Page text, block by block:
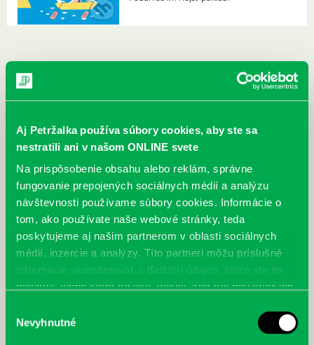
Aj Petržalka používa súbory cookies, aby ste sa
nestratili ani v našom ONLINE svete
Na prispôsobenie obsahu alebo reklám, správne
fungovanie prepojených sociálnych médií a analýzu
návštevnosti používame súbory cookies. Informácie o
tom, ako používate naše webové stránky, teda
poskytujeme aj našim partnerom v oblasti sociálnych
médií, inzercie a analýzy. Títo partneri môžu príslušné
informácie skombinovať s ďalšími údajmi, ktoré ste im
poskytli, alebo ktoré od vás získali, keď ste používali ich
súhlasu
Nevyhnutné
McGrath, Andy: Tadej Pogačar:
cyklistu modernej doby:
nezastaviteľný
Bárdy, Peter: Radičová